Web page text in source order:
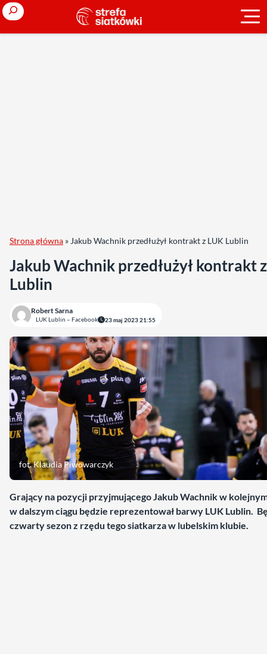
Search
Strona główna » Jakub Wachnik przedłużył kontrakt z LUK Lublin
Jakub Wachnik przedłużył kontrakt
Lublin
Robert Sarna
LUK Lublin – Facebook 23 maj 2023 21:55
fot. Klaudia Piwowarczyk
Grający na pozycji przyjmującego Jakub Wachnik w
w dalszym ciągu będzie reprezentował barwy LUK Lublin.
czwarty sezon z rzędu tego siatkarza w lubelskim klubie.